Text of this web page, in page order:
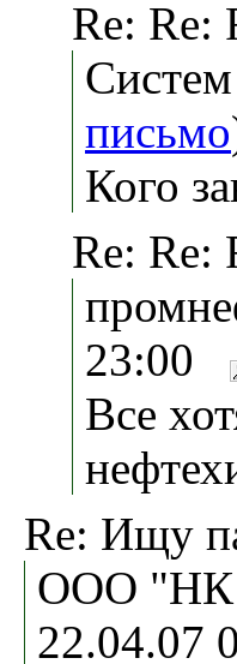
Re: Re:
письмо
Кого
Re: Re:
23:00
Все
Re: Ищу
ООО "НК
22.04.07